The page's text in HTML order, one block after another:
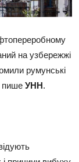
на узбережжі
румунські
пише УНН.